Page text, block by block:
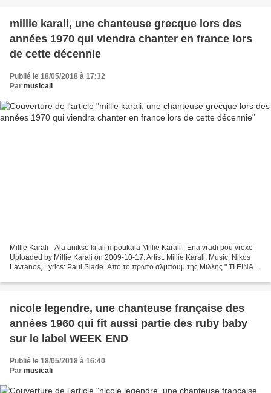
millie karali, une chanteuse grecque lors des
années 1970 qui viendra chanter en france lors
de cette décennie
Publié le 18/05/2018 à 17:32
Par musicali
Millie Karali - Ala anikse ki ali mpoukala Millie Karali - Ena vradi pou vrexe
Uploaded by Millie Karali on 2009-10-17. Artist: Millie Karali, Music: Nikos
Lavranos, Lyrics: Paul Slade. Απο το πρωτο αλμπουμ της Μιλλης " ΤΙ ΕΙΝΑΙ
nicole legendre, une chanteuse française des
années 1960 qui fit aussi partie des ruby baby
sur le label WEEK END
Publié le 18/05/2018 à 16:40
Par musicali